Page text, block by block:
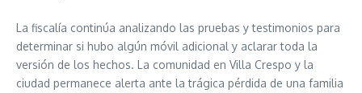
La fiscalía continúa analizando las pruebas y testimonios para
determinar si hubo algún móvil adicional y aclarar toda la
versión de los hechos. La comunidad en Villa Crespo y la
ciudad permanece alerta ante la trágica pérdida de una familia